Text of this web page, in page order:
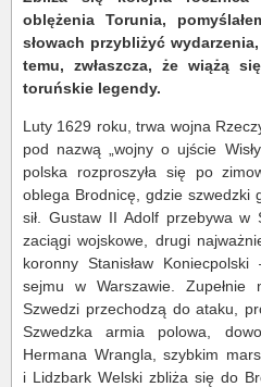
oblężenia Torunia,
słowach przybliżyć
temu, zwłaszcza, że wiążą
toruńskie legendy.
Luty 1629 roku, trwa wojna
pod nazwą „wojny o ujście
polska rozproszyła się po
oblega Brodnicę, gdzie szwedzki
sił. Gustaw II Adolf przebywa w
zaciągi wojskowe, drugi
koronny Stanisław
sejmu w Warszawie. Zupełnie
Szwedzi przechodzą do ataku,
Szwedzka armia polowa,
Hermana Wrangla, szybkim
i Lidzbark Welski zbliża się do